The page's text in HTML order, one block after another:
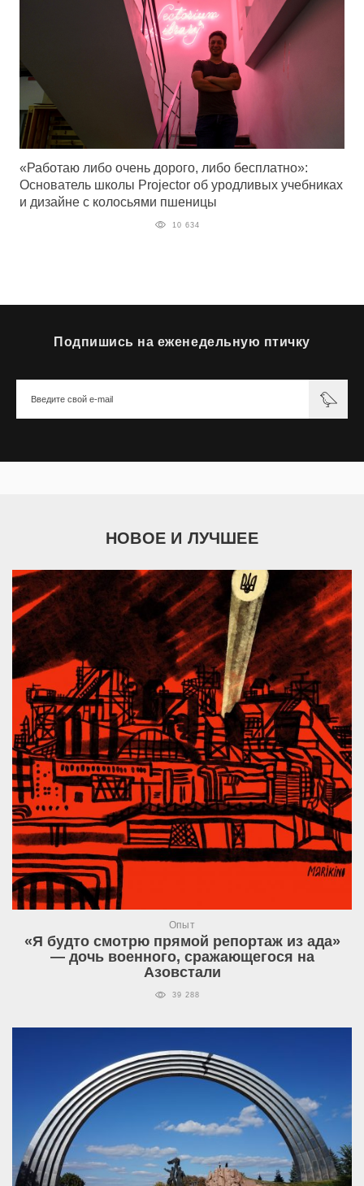
«Работаю либо очень дорого, либо бесплатно»:
Основатель школы Projector об уродливых учебниках
и дизайне с колосьями пшеницы
10 634
Подпишись на еженедельную птичку
НОВОЕ И ЛУЧШЕЕ
Опыт
«Я будто смотрю прямой репортаж из ада»
— дочь военного, сражающегося на
Азовстали
39 288